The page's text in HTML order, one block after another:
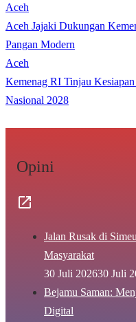
Aceh
Aceh Jajaki Dukungan
Pangan Modern
Aceh
Kemenag RI Tinjau
Nasional 2028
Opini
Jalan Rusak di
Masyarakat
30 Juli 202630 Juli
Bejamu Saman:
Digital